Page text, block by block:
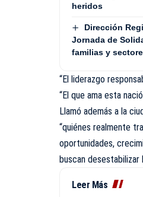
heridos
Dirección
Jornada de
familias y
“El liderazgo
“El que ama esta
Llamó además a la
“quiénes realmente
oportunidades,
buscan desestabilizar
Leer Más